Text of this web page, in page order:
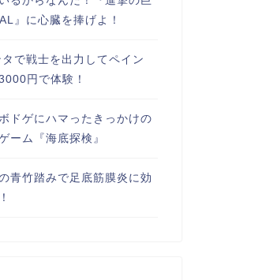
』に心臓を捧げよ！
で戦士を出力してペイン
円で体験！
ドゲにハマったきっかけの
ーム『海底探検』
青竹踏みで足底筋膜炎に効